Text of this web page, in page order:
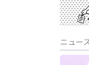
ニュー